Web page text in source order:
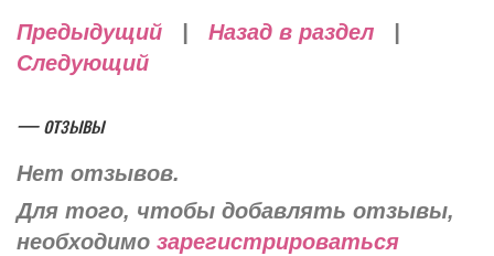
Предыдущий Назад в раздел
Следующий
— отзывы
Нет отзывов.
Для того, чтобы добавлять отзывы,
необходимо зарегистрироваться